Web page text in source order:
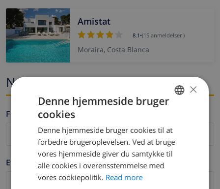
Amistat
8.1 •(15 anmeldelser )
Moraira, Costa Blanca
Navn og e-mail
Fornavn *
Efternavn *
DUTCH
SPANISH
×
Denne hjemmeside bruger
cookies
Denne hjemmeside bruger cookies til at
forbedre brugeroplevelsen. Ved at bruge
vores hjemmeside giver du samtykke til
alle cookies i overensstemmelse med
vores cookiepolitik. Read more